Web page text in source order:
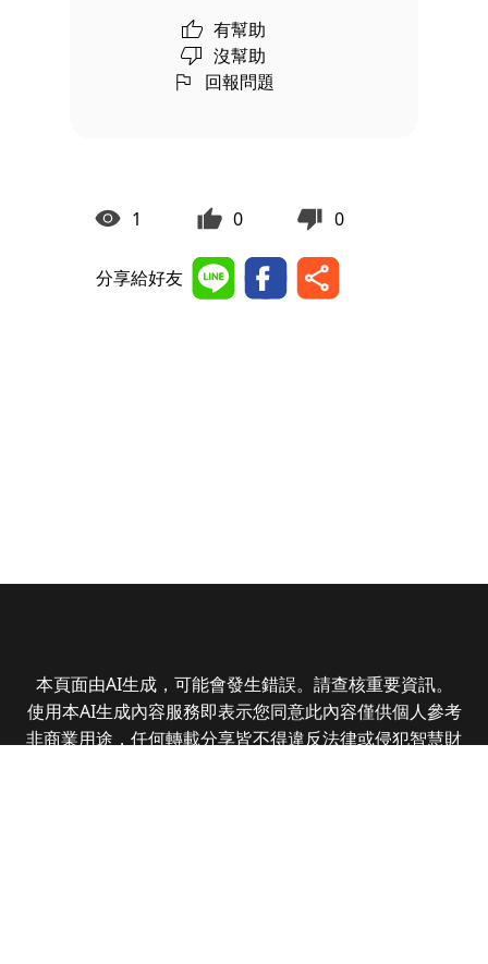
有幫助
沒幫助
回報問題
1 0 0
分享給好友
本頁面由AI生成，可能會發生錯誤。請查核重要資訊。
使用本AI生成內容服務即表示您同意此內容僅供個人參考
非商業用途，任何轉載分享皆不得違反法律或侵犯智慧財